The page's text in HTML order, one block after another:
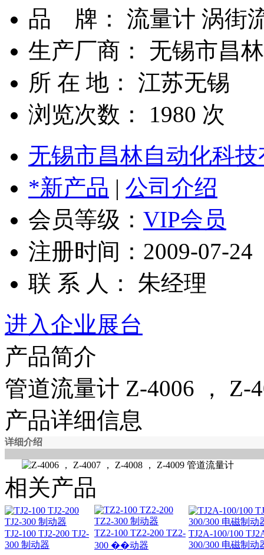
品 牌： 流量计 涡街
生产厂商： 无锡市昌
所 在 地： 江苏无锡
浏览次数： 1980 次
无锡市昌林自动化科
*新产品 | 公司介绍
会员等级： VIP会员
注册时间：2009-07-24
联 系 人： 朱经理
进入企业展台
产品简介
管道流量计 Z-4006 ， Z-
产品详细信息
详细介绍
相关产品
TJ2-100 TJ2-200 TJ2-
300 制动器
TZ2-100 TZ2-200 TZ2-
300 ��动器
TJ2A-100/100
300/300 电磁制动